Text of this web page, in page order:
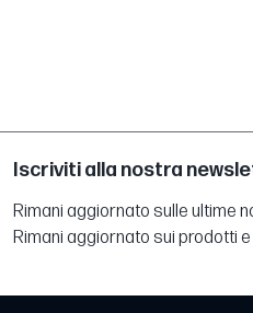
Iscriviti alla nostra
Rimani aggiornato sulle ultime
Rimani aggiornato sui prodotti